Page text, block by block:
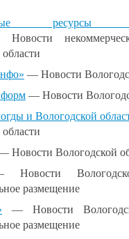
ресурсы
— Новости
— Новости
и Вологодской
Новости Вологодской
размещение
— Новости
размещение